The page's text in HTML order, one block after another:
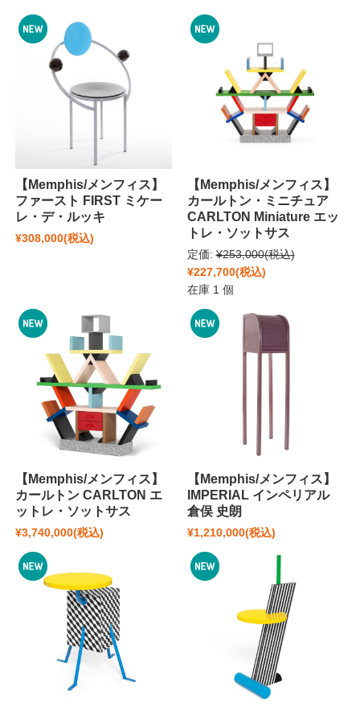
【Memphis/メンフィス】
ファースト FIRST ミケー
レ・デ・ルッキ
¥308,000(税込)
【Memphis/メンフィス】
カールトン・ミニチュア
CARLTON Miniature エッ
トレ・ソットサス
定価: ¥253,000(税込)
¥227,700(税込)
在庫 1 個
【Memphis/メンフィス】
カールトン CARLTON エ
ットレ・ソットサス
¥3,740,000(税込)
【Memphis/メンフィス】
IMPERIAL インペリアル
倉俣 史朗
¥1,210,000(税込)